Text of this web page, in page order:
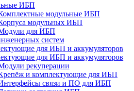
ИБП
модульные ИБП
модульных ИБП
для ИБП
систем
для ИБП и аккумуляторов
для ИБП и аккумуляторов
рекуперации
и комплектующие для ИБП
связи и ПО для ИБП